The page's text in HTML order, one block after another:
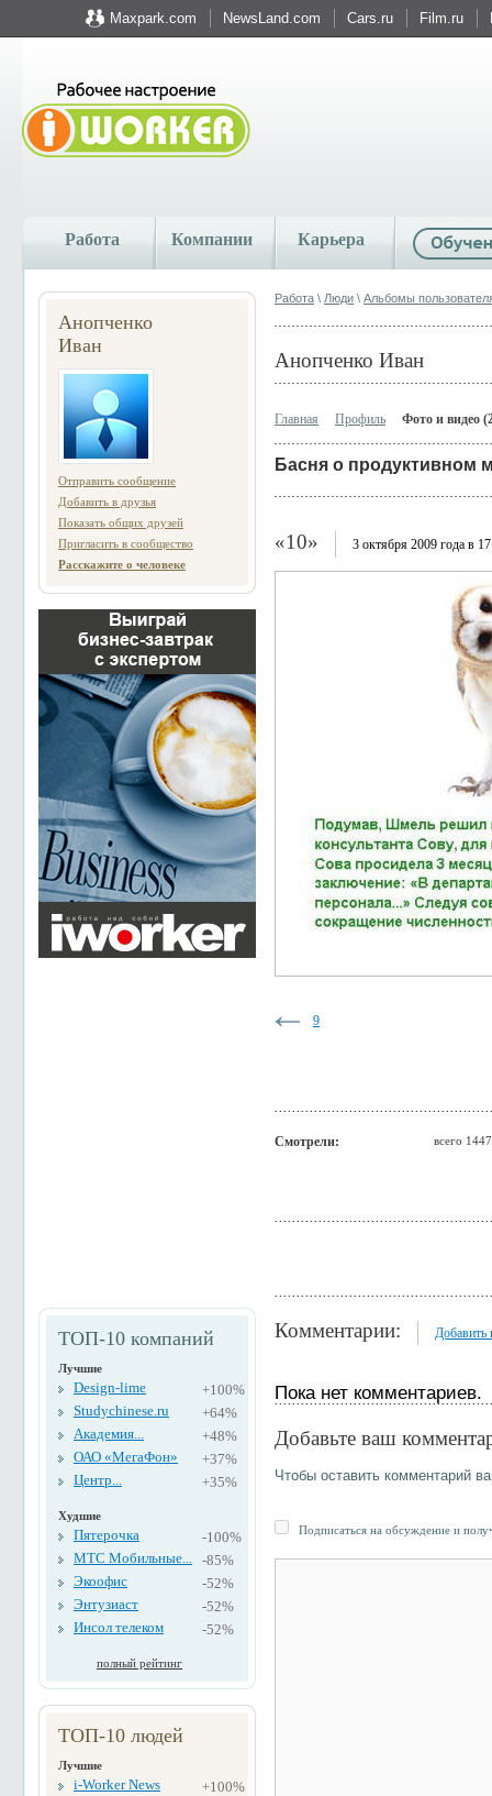
Maxpark.com NewsLand.com Cars.ru Film.ru
Работа Компании Карьера
Анопченко
Иван
Отправить сообщение
Добавить в друзья
Показать общих друзей
Пригласить в сообщество
Расскажите о человеке
ТОП-10 компаний
Лучшие
Design-lime
+100%
Studychinese.ru
+64%
Академия...
+48%
ОАО «МегаФон»
+37%
Центр...
+35%
Худшие
Пятерочка
-100%
МТС Мобильные... -85%
Экоофис
-52%
Энтузиаст
-52%
Инсол телеком
-52%
полный рейтинг
ТОП-10 людей
Лучшие
i-Worker News
+100%
Работа \ Люди \ Альбомы
Анопченко Иван
Главная Профиль Фото и видео
Басня о продуктивном
«10» 3 октября 2009 года в
9
Смотрели: всего
Комментарии: Добавить
Пока нет комментариев.
Добавьте ваш
Чтобы оставить комментарий
Подписаться на обсуждение и